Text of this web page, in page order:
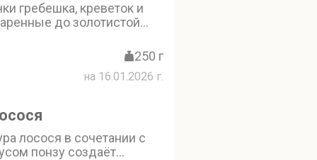
гребешка, креветок и
до золотистой
кунжутом и
которые добавляют
Шашлычки из
250 г
на 16.01.2026 г.
лосося в сочетании с
понзу создаёт